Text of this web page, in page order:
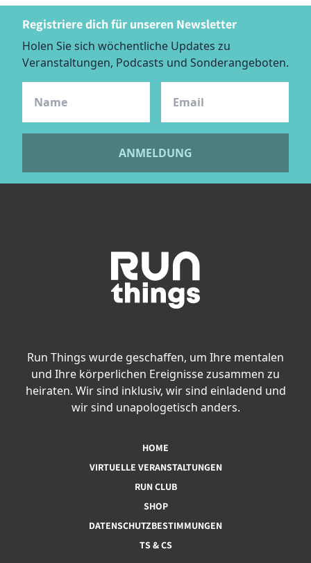
Registriere dich für unseren Newsletter
Holen Sie sich wöchentliche Updates zu
Veranstaltungen, Podcasts und Sonderangeboten.
ANMELDUNG
Run Things wurde geschaffen, um Ihre mentalen
und Ihre körperlichen Ereignisse zusammen zu
heiraten. Wir sind inklusiv, wir sind einladend und
wir sind unapologetisch anders.
HOME
VIRTUELLE VERANSTALTUNGEN
RUN CLUB
SHOP
DATENSCHUTZBESTIMMUNGEN
TS & CS